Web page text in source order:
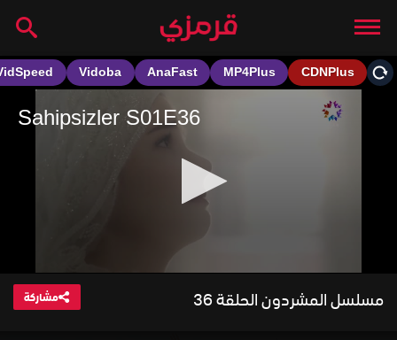
مسلسل المشردون الحلقة 36 مشاركة